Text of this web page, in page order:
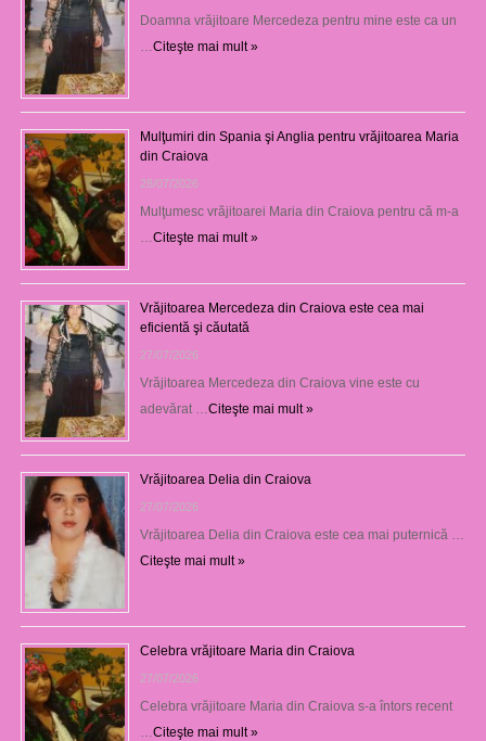
Doamna vrăjitoare Mercedeza pentru mine este ca un
Citeşte mai mult »
Mulţumiri din Spania şi Anglia pentru vrăjitoarea Maria
din Craiova
28/07/2026
Mulţumesc vrăjitoarei Maria din Craiova pentru că m-a
Citeşte mai mult »
Vrăjitoarea Mercedeza din Craiova este cea mai
eficientă şi căutată
27/07/2026
Vrăjitoarea Mercedeza din Craiova vine este cu
adevărat … Citeşte mai mult »
Vrăjitoarea Delia din Craiova
27/07/2026
Vrăjitoarea Delia din Craiova este cea mai puternică …
Citeşte mai mult »
Celebra vrăjitoare Maria din Craiova
27/07/2026
Celebra vrăjitoare Maria din Craiova s-a întors recent
Citeşte mai mult »